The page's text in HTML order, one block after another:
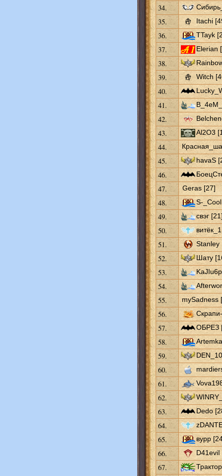
34.
35. Itachi
36. TTayk
37. Elerian
38.
39. Witch
40.
41.
42.
43. Al2O3
44.
45. havaS
46.
47. Geras [27]
48. S-
49. свэг
50.
51. Stanley
52. Шату
53.
54.
55. mySadness
56.
57. ОБРЕЗ
58.
59.
60.
61.
62.
63. Dedo
64.
65. вурр
66. D41eviI
67.